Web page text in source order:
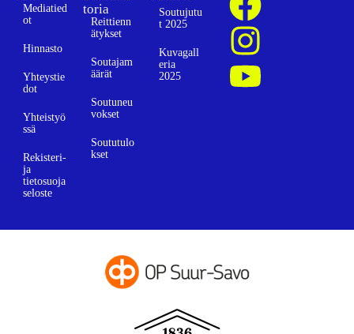
Mediatied
ot
Hinnasto
Yhteystie
dot
Yhteistyö
ssä
Rekisteri-
ja
tietosuoja
seloste
toria
Reittienn
ätykset
Soutajam
äärät
Soutuneu
vokset
Soututulo
kset
Soutujutu
t 2025
Kuvagall
eria
2025